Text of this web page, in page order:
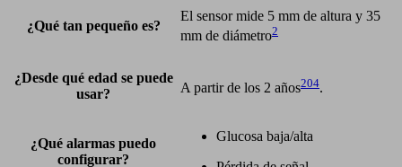
¿Qué tan pequeño es?
El sensor mide 5 mm de altura y 35
mm de diámetro2
¿Desde qué edad se puede
usar?
A partir de los 2 años204.
¿Qué alarmas puedo
configurar?
Glucosa baja/alta